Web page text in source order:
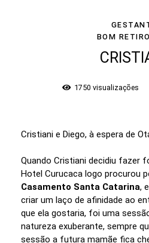
BOM
1750 visualizações
Cristiani e Diego, à espera de
Quando Cristiani decidiu fazer
Hotel Curucaca logo procurou
Casamento Santa Catarina,
criar um laço de afinidade ao
que ela gostaria, foi uma
natureza exuberante, sempre
sessão a futura mamãe fica